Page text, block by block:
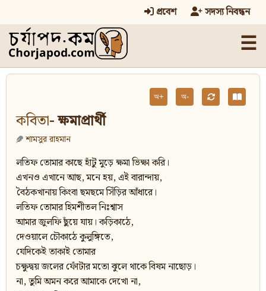
প্রবেশ সদস্য নিবন্ধন
☰
অ+ অ-
কবিতা- ক্ষমাপ্রার্থী
শামসুর রাহমান
লতিফ তোমার কাছে হাঁটু মুড়ে ক্ষমা ভিক্ষা করি।
এখনও এখানে আছ, মনে হয়, এই বারান্দায়,
বৈঠকখানায় কিংবা ছমছমে সিঁড়ির আঁধারে।
লতিফ তোমার হিমশীতল নিঃশ্বাস
আমার জুলফি ছুঁয়ে যায়। কড়িকাঠে,
দেওয়ালে চৌকাঠে কুলুঙ্গিতে,
যেদিকেই তাকাই তোমার
চক্ষুদ্বয় জলের ফোঁটার মতো ঝুলে থাকে বিষম নাছোড়।
না, তুমি অমন করে আমাকে দেখো না,